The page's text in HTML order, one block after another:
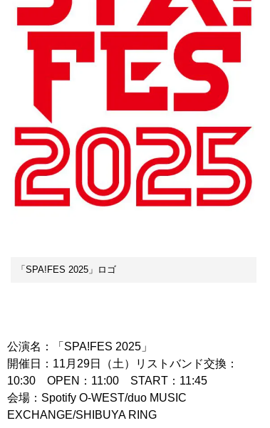
「SPA!FES 2025」ロゴ
公演名：「SPA!FES 2025」
開催日：11月29日（土）リストバンド交換：
10:30 OPEN：11:00 START：11:45
会場：Spotify O-WEST/duo MUSIC
EXCHANGE/SHIBUYA RING